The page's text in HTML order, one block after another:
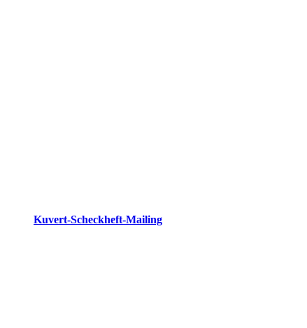
Kuvert-Scheckheft-Mailing